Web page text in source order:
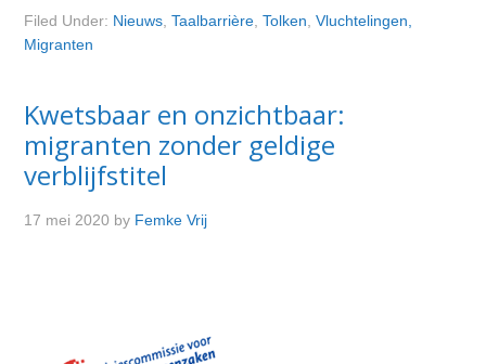
Filed Under: Nieuws ,Taalbarrière ,Tolken ,Vluchtelingen,
Migranten
Kwetsbaar en onzichtbaar:
migranten zonder geldige
verblijfstitel
17 mei 2020 by Femke Vrij